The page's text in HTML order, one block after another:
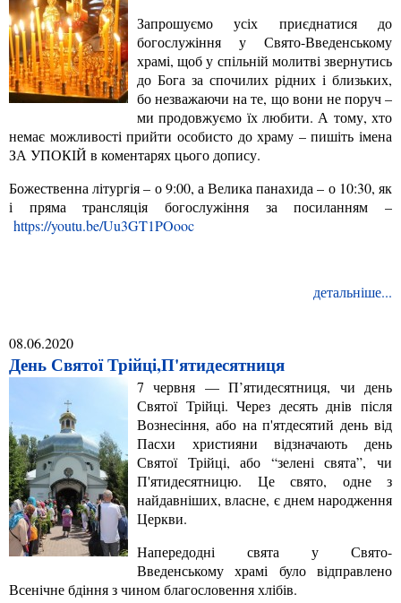
Запрошуємо усіх приєднатися до
богослужіння у Свято-Введенському
храмі, щоб у спільній молитві звернутись
до Бога за спочилих рідних і близьких,
бо незважаючи на те, що вони не поруч –
ми продовжуємо їх любити. А тому, хто
немає можливості прийти особисто до храму – пишіть імена
ЗА УПОКІЙ в коментарях цього допису.
Божественна літургія – о 9:00, а Велика панахида – о 10:30, як
і пряма трансляція богослужіння за посиланням –
https://youtu.be/Uu3GT1POooc
детальніше...
08.06.2020
День Святої Трійці,П'ятидесятниця
7 червня — П’ятидесятниця, чи день
Святої Трійці. Через десять днів після
Вознесіння, або на п'ятдесятий день від
Пасхи християни відзначають день
Святої Трійці, або “зелені свята”, чи
П'ятидесятницю. Це свято, одне з
найдавніших, власне, є днем народження
Церкви.
Напередодні свята у Свято-
Введенському храмі було відправлено
Всенічне бдіння з чином благословення хлібів.